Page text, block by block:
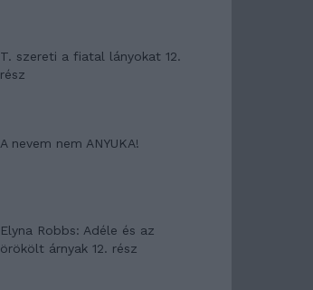
T. szereti a fiatal lányokat 12.
rész
A nevem nem ANYUKA!
Elyna Robbs: Adéle és az
örökölt árnyak 12. rész